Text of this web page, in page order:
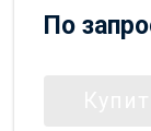
По